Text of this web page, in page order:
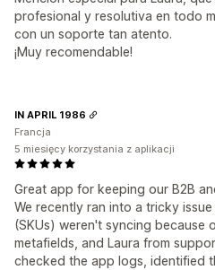
profesional y resolutiva en todo
con un soporte tan atento.
¡Muy recomendable!
Great app for keeping our B2B
We recently ran into a tricky
(SKUs) weren't syncing because
metafields, and Laura from
checked the app logs, identified
IN APRIL 1986
Francja
5 miesięcy korzystania z aplikacji